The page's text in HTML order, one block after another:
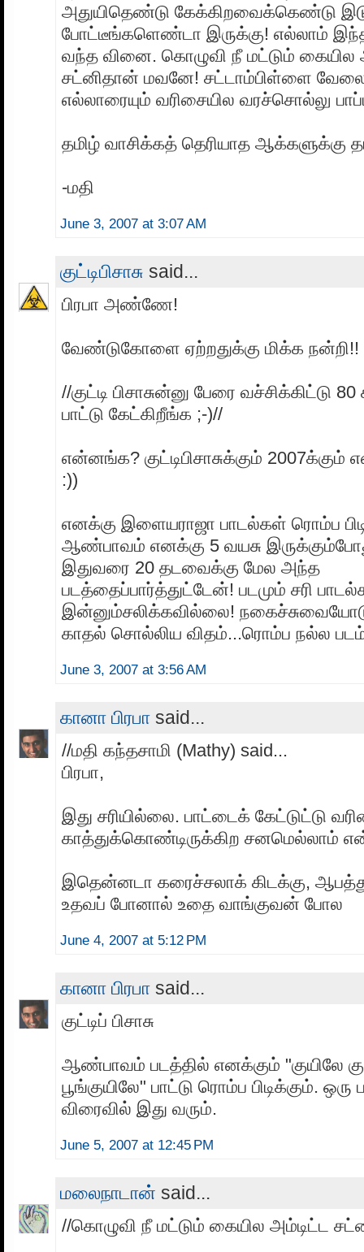
அதுயிதெண்டு கேக்கிறவைக்கெண்டு
போட்டீங்களெண்டா இருக்கு! எல்லாம்
வந்த வினை. கொழுவி நீ மட்டும் கையில
சட்னிதான் மவனே! சட்டாம்பிள்ளை
எல்லாரையும் வரிசையில வரச்சொல்லு
தமிழ் வாசிக்கத் தெரியாத ஆக்களுக்கு
-மதி
June 3, 2007 at 3:07 AM
குட்டிபிசாசு said...
பிரபா அண்ணே!
வேண்டுகோளை ஏற்றதுக்கு மிக்க நன்றி!!
//குட்டி பிசாசுன்னு பேரை வச்சிக்கிட்டு
பாட்டு கேட்கிறீங்க ;-)//
என்னங்க? குட்டிபிசாசுக்கும்
:))
எனக்கு இளையராஜா பாடல்கள் ரொம்ப
ஆண்பாவம் எனக்கு 5 வயசு
இதுவரை 20 தடவைக்கு மேல அந்த
படத்தைப்பார்த்துட்டேன்! படமும் சரி
இன்னும்சலிக்கவில்லை!
காதல் சொல்லிய விதம்...ரொம்ப நல்ல படம்
June 3, 2007 at 3:56 AM
கானா பிரபா said...
//மதி கந்தசாமி (Mathy) said...
பிரபா,
இது சரியில்லை. பாட்டைக் கேட்டுட்டு
காத்துக்கொண்டிருக்கிற சனமெல்லாம்
இதென்னடா கரைச்சலாக் கிடக்கு,
உதவப் போனால் உதை வாங்குவன் போல
June 4, 2007 at 5:12 PM
கானா பிரபா said...
குட்டிப் பிசாசு
ஆண்பாவம் படத்தில் எனக்கும் "குயிலே
பூங்குயிலே" பாட்டு ரொம்ப பிடிக்கும். ஒரு
விரைவில் இது வரும்.
June 5, 2007 at 12:45 PM
மலைநாடான் said...
//கொழுவி நீ மட்டும் கையில அம்டிட்ட